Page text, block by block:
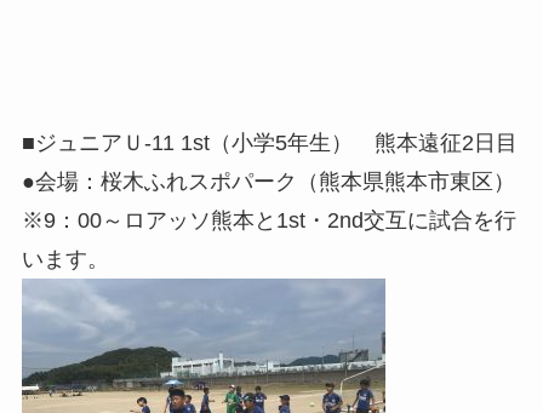
■ジュニアＵ-11 1st（小学5年生） 熊本遠征2日目
●会場：桜木ふれスポパーク（熊本県熊本市東区）
※9：00～ロアッソ熊本と1st・2nd交互に試合を行
います。